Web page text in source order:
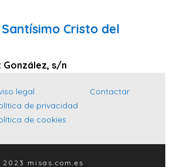
Cristo del
González, s/n
legal
de privacidad
de cookies
Contactar
2023 misas.com.es